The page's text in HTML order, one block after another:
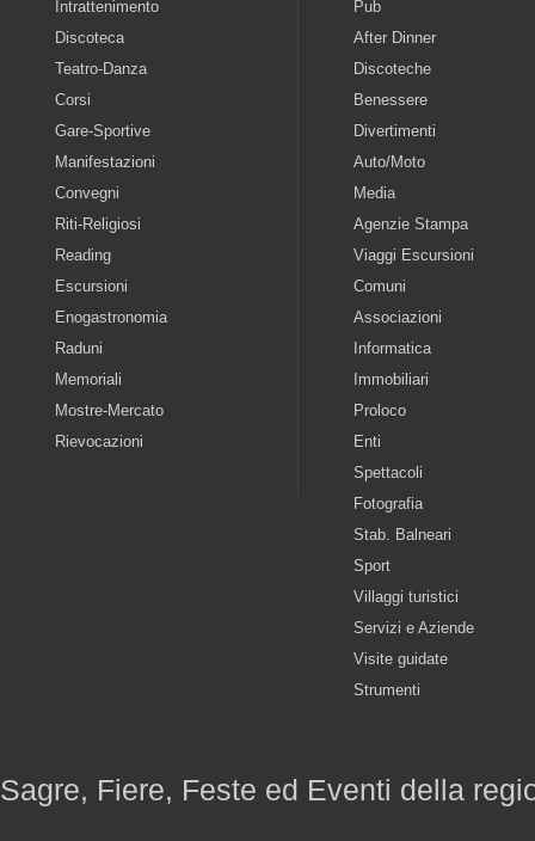
Intrattenimento
Discoteca
Teatro-Danza
Corsi
Gare-Sportive
Manifestazioni
Convegni
Riti-Religiosi
Reading
Escursioni
Enogastronomia
Raduni
Memoriali
Mostre-Mercato
Rievocazioni
Pub
After Dinner
Discoteche
Benessere
Divertimenti
Auto/Moto
Media
Agenzie Stampa
Viaggi Escursioni
Comuni
Associazioni
Informatica
Immobiliari
Proloco
Enti
Spettacoli
Fotografia
Stab. Balneari
Sport
Villaggi turistici
Servizi e Aziende
Visite guidate
Strumenti
Sagre, Fiere, Feste ed Eventi della